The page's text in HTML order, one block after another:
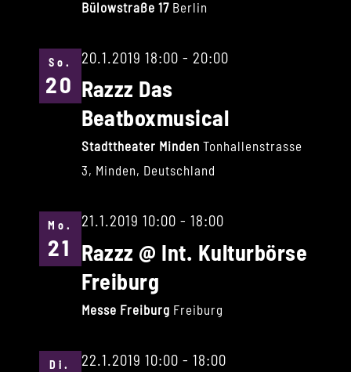
Bülowstraße 17 Berlin
So.
20
20.1.2019 18:00 - 20:00
Razzz Das
Beatboxmusical
Stadttheater Minden Tonhallenstrasse
3, Minden, Deutschland
Mo.
21
21.1.2019 10:00 - 18:00
Razzz @ Int. Kulturbörse
Freiburg
Messe Freiburg Freiburg
Di. 22.1.2019 10:00 - 18:00